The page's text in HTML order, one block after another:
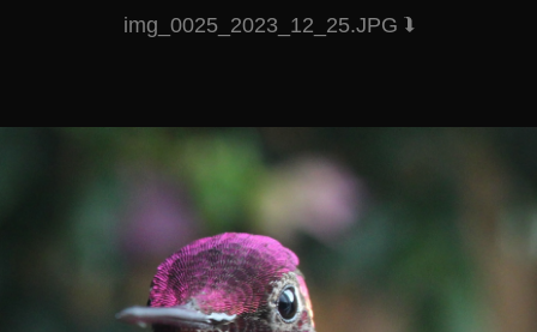
img_0025_2023_12_25.JPG